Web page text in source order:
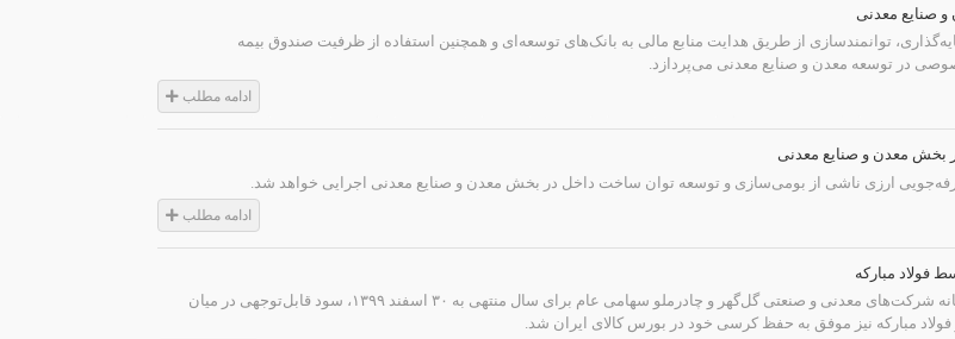
صنایع معدنی
توانمندسازی از طریق هدایت منابع مالی به بانک‌های توسعه‌ای و همچنین استفاده از ظرفیت صندوق بیمه
در توسعه معدن و صنایع معدنی می‌پردازد.
ادامه مطلب
بخش معدن و صنایع معدنی
ارزی ناشی از بومی‌سازی و توسعه توان ساخت داخل در بخش معدن و صنایع معدنی اجرایی خواهد شد.
ادامه مطلب
پس از برگزاری مجمع عمومی عادی سالیانه شرکت‌های معدنی و صنعتی گل‌گهر و چادرملو سهامی عام برای سال منتهی به ۳۰ اسفند ۱۳۹۹، سود قابل‌توجهی در میان
مبارکه نیز موفق به حفظ کرسی خود در بورس کالای ایران شد.